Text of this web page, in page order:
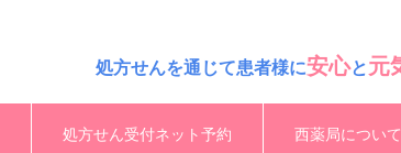
処方せんを通じて患者様に安心と元
処方せん受付ネット予約 西薬局について